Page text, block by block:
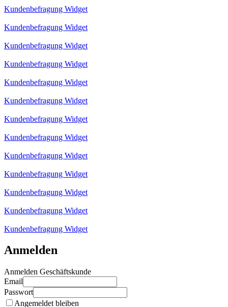
Kundenbefragung Widget
Kundenbefragung Widget
Kundenbefragung Widget
Kundenbefragung Widget
Kundenbefragung Widget
Kundenbefragung Widget
Kundenbefragung Widget
Kundenbefragung Widget
Kundenbefragung Widget
Kundenbefragung Widget
Kundenbefragung Widget
Kundenbefragung Widget
Kundenbefragung Widget
Anmelden
Anmelden Geschäftskunde
Email
Passwort
Angemeldet bleiben